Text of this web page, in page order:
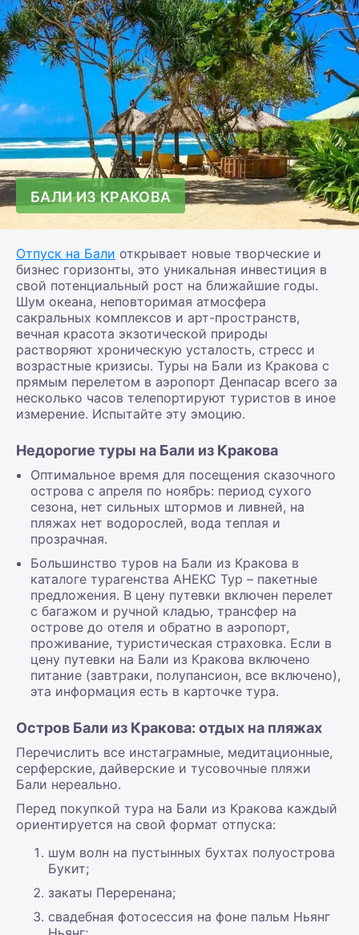
БАЛИ ИЗ КРАКОВА
Отпуск на Бали открывает новые творческие и
бизнес горизонты, это уникальная инвестиция в
свой потенциальный рост на ближайшие годы.
Шум океана, неповторимая атмосфера
сакральных комплексов и арт-пространств,
вечная красота экзотической природы
растворяют хроническую усталость, стресс и
возрастные кризисы. Туры на Бали из Кракова с
прямым перелетом в аэропорт Денпасар всего за
несколько часов телепортируют туристов в иное
измерение. Испытайте эту эмоцию.
Недорогие туры на Бали из Кракова
Оптимальное время для посещения сказочного
острова с апреля по ноябрь: период сухого
сезона, нет сильных штормов и ливней, на
пляжах нет водорослей, вода теплая и
прозрачная.
Большинство туров на Бали из Кракова в
каталоге турагенства АНЕКС Тур – пакетные
предложения. В цену путевки включен перелет
с багажом и ручной кладью, трансфер на
острове до отеля и обратно в аэропорт,
проживание, туристическая страховка. Если в
цену путевки на Бали из Кракова включено
питание (завтраки, полупансион, все включено),
эта информация есть в карточке тура.
Остров Бали из Кракова: отдых на пляжах
Перечислить все инстаграмные, медитационные,
серферские, дайверские и тусовочные пляжи
Бали нереально.
Перед покупкой тура на Бали из Кракова каждый
ориентируется на свой формат отпуска:
шум волн на пустынных бухтах полуострова
Букит;
закаты Переренана;
свадебная фотосессия на фоне пальм Ньянг